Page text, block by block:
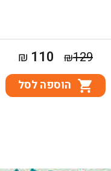
₪129
המחיר
המקורי
היה:
₪110
המחיר
הנוכחי
הוא:הוספה לסל